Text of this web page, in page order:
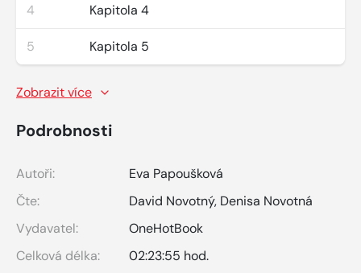
4 Kapitola 4
5 Kapitola 5
Zobrazit více
Podrobnosti
Autoři:
Eva Papoušková
Čte:
David Novotný, Denisa Novotná
Vydavatel:
OneHotBook
Celková délka:
02:23:55 hod.